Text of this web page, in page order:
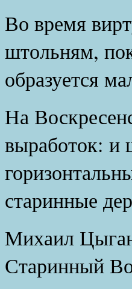
Во время
штольням,
образуется
На
выработок:
старинные
Михаил
Старинный